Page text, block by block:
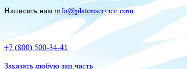
Написать нам info@platonservice.com
+7 (800) 500-34-41
Заказать любую зап.часть